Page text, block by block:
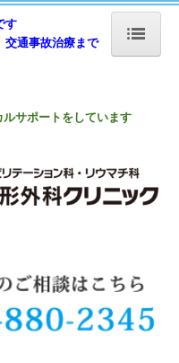
す
交通事故治療まで
ルサポートをしています